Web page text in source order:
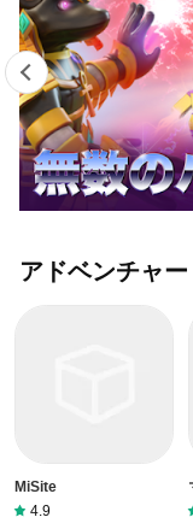
アドベンチャー
MiSite
4.9